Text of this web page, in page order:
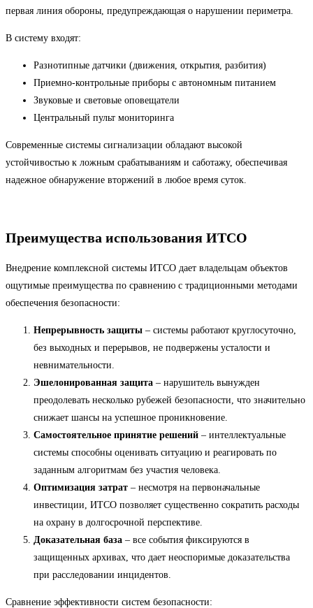
первая линия обороны, предупреждающая о нарушении периметра.
В систему входят:
Разнотипные датчики (движения, открытия, разбития)
Приемно-контрольные приборы с автономным питанием
Звуковые и световые оповещатели
Центральный пульт мониторинга
Современные системы сигнализации обладают высокой
устойчивостью к ложным срабатываниям и саботажу, обеспечивая
надежное обнаружение вторжений в любое время суток.
Преимущества использования ИТСО
Внедрение комплексной системы ИТСО дает владельцам объектов
ощутимые преимущества по сравнению с традиционными методами
обеспечения безопасности:
Непрерывность защиты – системы работают круглосуточно,
без выходных и перерывов, не подвержены усталости и
невнимательности.
Эшелонированная защита – нарушитель вынужден
преодолевать несколько рубежей безопасности, что значительно
снижает шансы на успешное проникновение.
Самостоятельное принятие решений – интеллектуальные
системы способны оценивать ситуацию и реагировать по
заданным алгоритмам без участия человека.
Оптимизация затрат – несмотря на первоначальные
инвестиции, ИТСО позволяет существенно сократить расходы
на охрану в долгосрочной перспективе.
Доказательная база – все события фиксируются в
защищенных архивах, что дает неоспоримые доказательства
при расследовании инцидентов.
Сравнение эффективности систем безопасности: